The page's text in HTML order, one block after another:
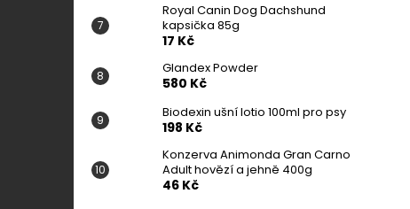
Royal Canin Dog Dachshund
kapsička 85g
17 Kč
Glandex Powder
580 Kč
Biodexin ušní lotio 100ml pro psy
198 Kč
Konzerva Animonda Gran Carno
Adult hovězí a jehně 400g
46 Kč